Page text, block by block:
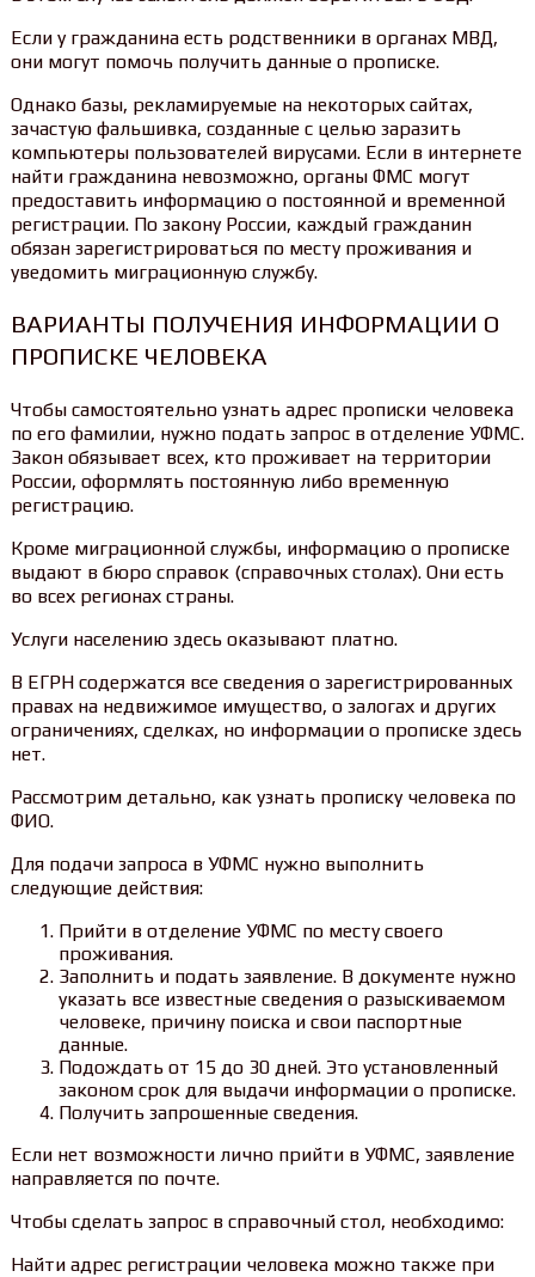
Если у гражданина есть родственники в органах МВД,
они могут помочь получить данные о прописке.
Однако базы, рекламируемые на некоторых сайтах,
зачастую фальшивка, созданные с целью заразить
компьютеры пользователей вирусами. Если в интернете
найти гражданина невозможно, органы ФМС могут
предоставить информацию о постоянной и временной
регистрации. По закону России, каждый гражданин
обязан зарегистрироваться по месту проживания и
уведомить миграционную службу.
ВАРИАНТЫ ПОЛУЧЕНИЯ ИНФОРМАЦИИ О
ПРОПИСКЕ ЧЕЛОВЕКА
Чтобы самостоятельно узнать адрес прописки человека
по его фамилии, нужно подать запрос в отделение УФМС.
Закон обязывает всех, кто проживает на территории
России, оформлять постоянную либо временную
регистрацию.
Кроме миграционной службы, информацию о прописке
выдают в бюро справок (справочных столах). Они есть
во всех регионах страны.
Услуги населению здесь оказывают платно.
В ЕГРН содержатся все сведения о зарегистрированных
правах на недвижимое имущество, о залогах и других
ограничениях, сделках, но информации о прописке здесь
нет.
Рассмотрим детально, как узнать прописку человека по
ФИО.
Для подачи запроса в УФМС нужно выполнить
следующие действия:
Прийти в отделение УФМС по месту своего
проживания.
Заполнить и подать заявление. В документе нужно
указать все известные сведения о разыскиваемом
человеке, причину поиска и свои паспортные
данные.
Подождать от 15 до 30 дней. Это установленный
законом срок для выдачи информации о прописке.
Получить запрошенные сведения.
Если нет возможности лично прийти в УФМС, заявление
направляется по почте.
Чтобы сделать запрос в справочный стол, необходимо:
Найти адрес регистрации человека можно также при